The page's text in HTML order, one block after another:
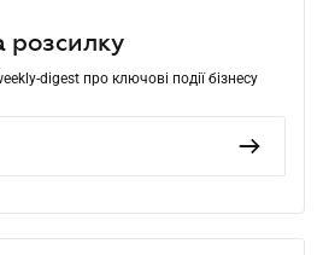
розсилку
digest про ключові події бізнесу